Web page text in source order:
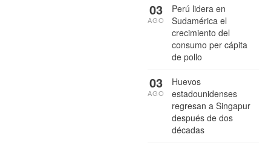
Perú lidera en
Sudamérica el
crecimiento del
consumo per cápita
de pollo
03
AGO
Huevos
estadounidenses
regresan a Singapur
después de dos
décadas
03
AGO